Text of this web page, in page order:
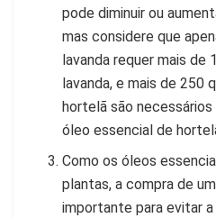
pode diminuir ou
mas considere que
lavanda requer mais de
lavanda, e mais de 250
hortelã são
óleo essencial de
Como os óleos
plantas, a compra de
importante para evitar